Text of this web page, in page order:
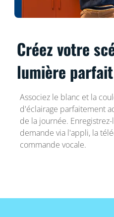
Créez votre
lumière parfait
Associez le blanc et la
d'éclairage parfaitement
de la journée.
demande via l'appli, la
commande vocale.